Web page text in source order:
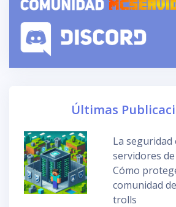
Últimas
La seguridad
servidores
Cómo
comunidad
trolls